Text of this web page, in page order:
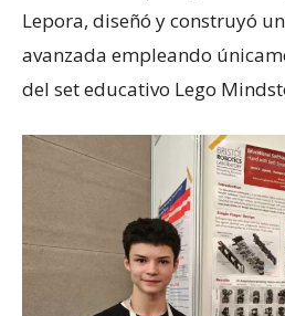
Lepora, diseñó y construyó
avanzada empleando
del set educativo Lego